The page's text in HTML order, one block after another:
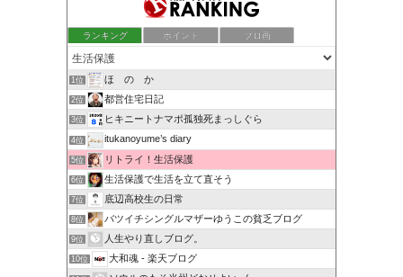
ランキング ポイント ブロ画
1位 ほ の か
2位 都営住宅日記
3位 ヒキニートナマポ孤独死まっしぐら
4位 itukanoyume’s diary
5位 リトライ！生活保護
6位 生活保護で生活を立て直そう
7位 底辺高校生の日常
8位 バツイチシングルマザーゆうこの貧乏ブログ
9位 人生やり直しブログ。
10位 大和魂 - 楽天ブログ